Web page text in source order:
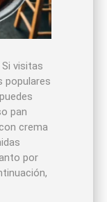
visitas
populares
pan
crema
por